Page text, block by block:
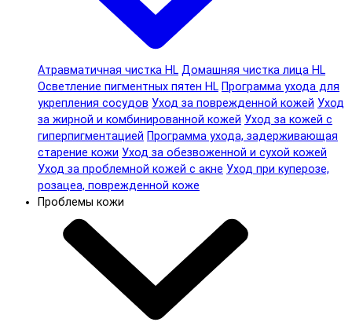
Атравматичная чистка HL Домашняя чистка лица HL
Осветление пигментных пятен HL Программа ухода для
укрепления сосудов Уход за поврежденной кожей Уход
за жирной и комбинированной кожей Уход за кожей с
гиперпигментацией Программа ухода, задерживающая
старение кожи Уход за обезвоженной и сухой кожей
Уход за проблемной кожей с акне Уход при куперозе,
розацеа, поврежденной коже
Проблемы кожи